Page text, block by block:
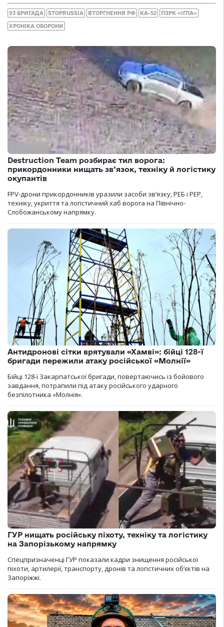
93 БРИГАДА STOPRUSSIA ВТОРГНЕННЯ РФ КА-52 ПЗРК «ІГЛА»
ХРОНІКА ОБОРОНИ
Destruction Team розбирає тил ворога:
прикордонники нищать зв’язок, техніку й логістику
окупантів
FPV-дрони прикордонників уразили засоби зв’язку, РЕБ і РЕР,
техніку, укриття та логістичний хаб ворога на Північно-
Слобожанському напрямку.
Антидронові сітки врятували «Хамві»: бійці 128-ї
бригади пережили атаку російської «Молнії»
Бійці 128-ї Закарпатської бригади, повертаючись із бойового
завдання, потрапили під атаку російського ударного
безпілотника «Молнія».
ГУР нищать російську піхоту, техніку та логістику
на Запорізькому напрямку
Спецпризначенці ГУР показали кадри знищення російської
піхоти, артилерії, транспорту, дронів та логістичних об’єктів на
Запоріжжі.